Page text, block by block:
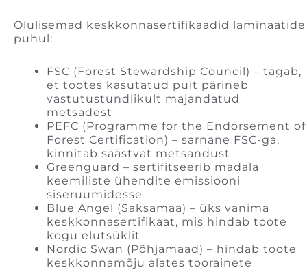
Olulisemad keskkonnasertifikaadid laminaatide
puhul:
FSC (Forest Stewardship Council) – tagab,
et tootes kasutatud puit pärineb
vastutustundlikult majandatud
metsadest
PEFC (Programme for the Endorsement of
Forest Certification) – sarnane FSC-ga,
kinnitab säästvat metsandust
Greenguard – sertifitseerib madala
keemiliste ühendite emissiooni
siseruumidesse
Blue Angel (Saksamaa) – üks vanima
keskkonnasertifikaat, mis hindab toote
kogu elutsüklit
Nordic Swan (Põhjamaad) – hindab toote
keskkonnamõju alates toorainete